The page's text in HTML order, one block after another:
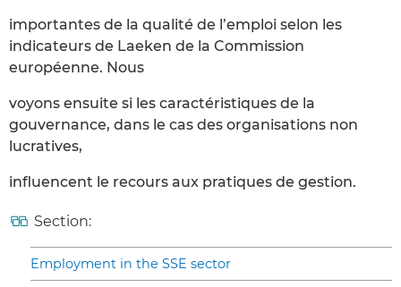
importantes de la qualité de l’emploi selon les
indicateurs de Laeken de la Commission
européenne. Nous
voyons ensuite si les caractéristiques de la
gouvernance, dans le cas des organisations non
lucratives,
influencent le recours aux pratiques de gestion.
Section:
Employment in the SSE sector